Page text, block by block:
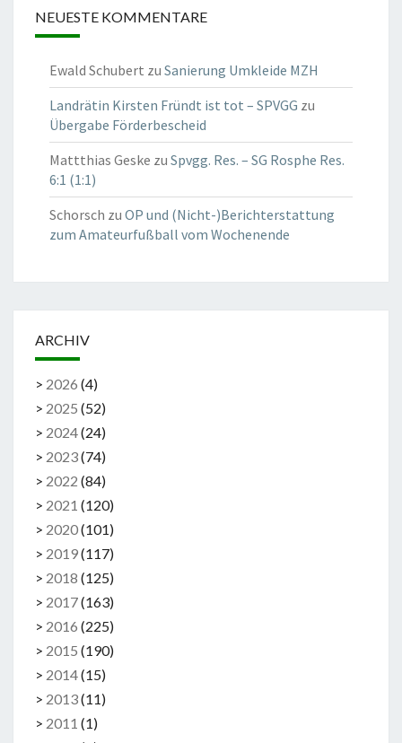
NEUESTE KOMMENTARE
Ewald Schubert zu Sanierung Umkleide MZH
Landrätin Kirsten Fründt ist tot – SPVGG zu
Übergabe Förderbescheid
Mattthias Geske zu Spvgg. Res. – SG Rosphe Res.
6:1 (1:1)
Schorsch zu OP und (Nicht-)Berichterstattung
zum Amateurfußball vom Wochenende
ARCHIV
> 2026 (4)
> 2025 (52)
> 2024(24)
> 2023(74)
> 2022 (84)
> 2021 (120)
> 2020(101)
> 2019(117)
> 2018 (125)
> 2017(163)
> 2016 (225)
> 2015 (190)
> 2014(15)
> 2013(11)
> 2011 (1)